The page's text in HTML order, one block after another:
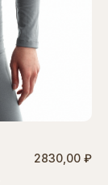
2830,00 ₽